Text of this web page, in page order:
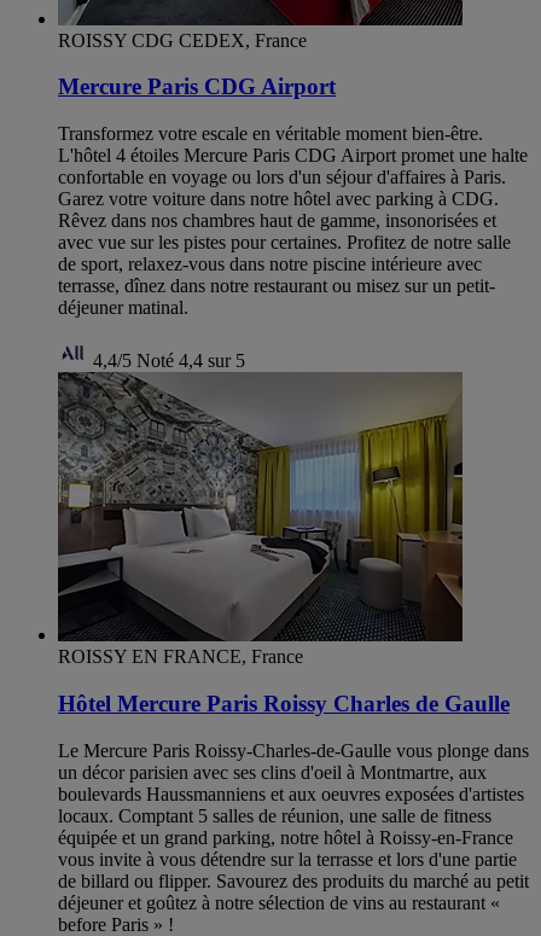
ROISSY CDG CEDEX, France
Mercure Paris CDG Airport
Transformez votre escale en véritable moment bien-être.
L'hôtel 4 étoiles Mercure Paris CDG Airport promet une halte
confortable en voyage ou lors d'un séjour d'affaires à Paris.
Garez votre voiture dans notre hôtel avec parking à CDG.
Rêvez dans nos chambres haut de gamme, insonorisées et
avec vue sur les pistes pour certaines. Profitez de notre salle
de sport, relaxez-vous dans notre piscine intérieure avec
terrasse, dînez dans notre restaurant ou misez sur un petit-
déjeuner matinal.
4,4/5 Noté 4,4 sur 5
ROISSY EN FRANCE, France
Hôtel Mercure Paris Roissy Charles de Gaulle
Le Mercure Paris Roissy-Charles-de-Gaulle vous plonge dans
un décor parisien avec ses clins d'oeil à Montmartre, aux
boulevards Haussmanniens et aux oeuvres exposées d'artistes
locaux. Comptant 5 salles de réunion, une salle de fitness
équipée et un grand parking, notre hôtel à Roissy-en-France
vous invite à vous détendre sur la terrasse et lors d'une partie
de billard ou flipper. Savourez des produits du marché au petit
déjeuner et goûtez à notre sélection de vins au restaurant «
before Paris » !